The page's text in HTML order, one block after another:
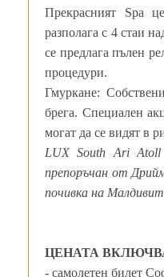
Прекрасният Spa
разполага с 4 стаи
се предлага пълен
процедури.
Гмуркане:
брега. Специален
могат да се видят в
LUX South Ari Atoll
препоръчан от
почивка на
ЦЕНАТА
- самолетен билет